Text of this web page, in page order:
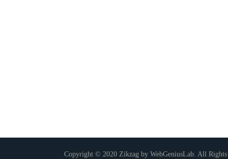
Copyright © 2020 Zikzag by WebGeniusLab. All Rights